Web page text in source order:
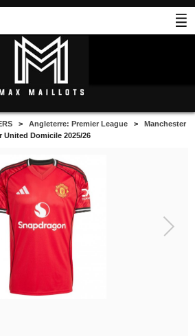
>Angleterre: Premier League >Manchester
Domicile 2025/26